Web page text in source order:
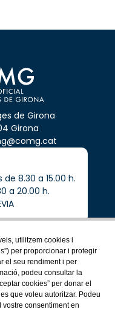
utilitzem cookies i
per proporcionar i protegir
el seu rendiment i per
podeu consultar la
cookies” per donar el
que voleu autoritzar. Podeu
consentiment en
de Girona
Girona
8.30 a 15.00 h.
a 20.00 h.